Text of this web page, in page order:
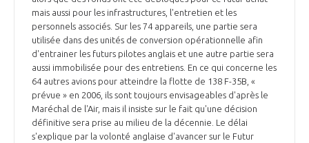
mais aussi pour les infrastructures, l'entretien et les
personnels associés. Sur les 74 appareils, une partie sera
utilisée dans des unités de conversion opérationnelle afin
d'entrainer les futurs pilotes anglais et une autre partie sera
aussi immobilisée pour des entretiens. En ce qui concerne les
64 autres avions pour atteindre la flotte de 138 F-35B, «
prévue » en 2006, ils sont toujours envisageables d'après le
Maréchal de l'Air, mais il insiste sur le fait qu'une décision
définitive sera prise au milieu de la décennie. Le délai
s'explique par la volonté anglaise d'avancer sur le Futur